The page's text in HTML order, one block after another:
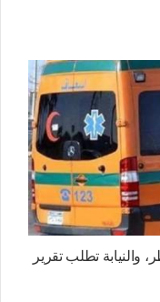
والنيابة تطلب تقرير